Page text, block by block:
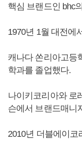
핵심 브랜드인 bhc
1970년 1월 대전에
캐나다 쏜리아고등
학과를 졸업했다.
나이키코리아와 로
슨에서 브랜드매니
2010년 더블에이코